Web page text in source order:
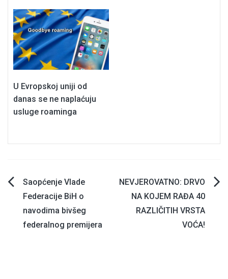
U Evropskoj uniji od
danas se ne naplaćuju
usluge roaminga
Navigacija
članaka
Saopćenje Vlade
Federacije BiH o
navodima bivšeg
federalnog premijera
NEVJEROVATNO: DRVO
NA KOJEM RAĐA 40
RAZLIČITIH VRSTA
VOĆA!